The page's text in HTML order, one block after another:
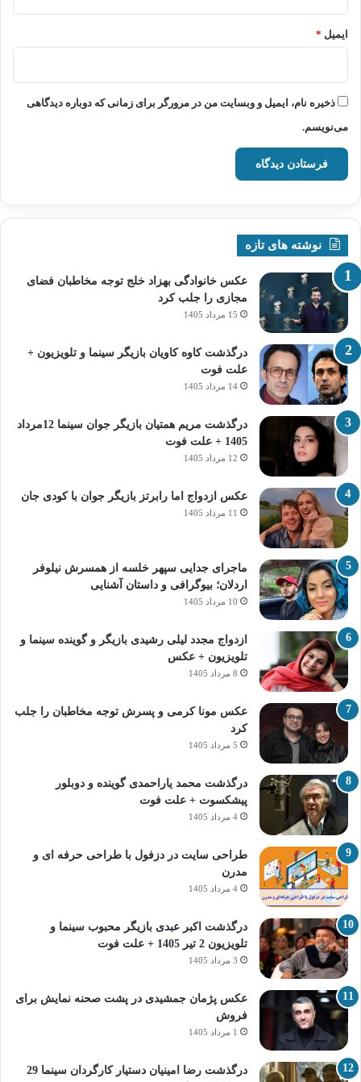
ایمیل *
ذخیره نام، ایمیل و وبسایت من در مرورگر برای زمانی که دوباره دیدگاهی
می‌نویسم.
نوشته های تازه
عکس خانوادگی بهزاد خلج توجه مخاطبان فضای
مجازی را جلب کرد
15 مرداد 1405
درگذشت کاوه کاویان بازیگر سینما و تلویزیون +
علت فوت
14 مرداد 1405
درگذشت مریم همتیان بازیگر جوان سینما 12مرداد
1405 + علت فوت
12 مرداد 1405
عکس ازدواج اما رابرتز بازیگر جوان با کودی جان
11 مرداد 1405
ماجرای جدایی سپهر خلسه از همسرش نیلوفر
اردلان؛ بیوگرافی و داستان آشنایی
10 مرداد 1405
ازدواج مجدد لیلی رشیدی بازیگر و گوینده سینما و
تلویزیون + عکس
8 مرداد 1405
عکس مونا کرمی و پسرش توجه مخاطبان را جلب
کرد
5 مرداد 1405
درگذشت محمد یاراحمدی گوینده و دوبلور
پیشکسوت + علت فوت
4 مرداد 1405
طراحی سایت در دزفول با طراحی حرفه‌ ای و
مدرن
4 مرداد 1405
درگذشت اکبر عبدی بازیگر محبوب سینما و
تلویزیون 2 تیر 1405 + علت فوت
3 مرداد 1405
عکس پژمان جمشیدی در پشت صحنه نمایش برای
فروش
1 مرداد 1405
درگذشت رضا امینیان دستیار کارگردان سینما 29